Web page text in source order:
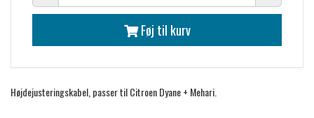
Føj til kurv
Højdejusteringskabel, passer til Citroen Dyane + Mehari.